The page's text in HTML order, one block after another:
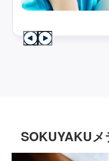
SOKUYAKU